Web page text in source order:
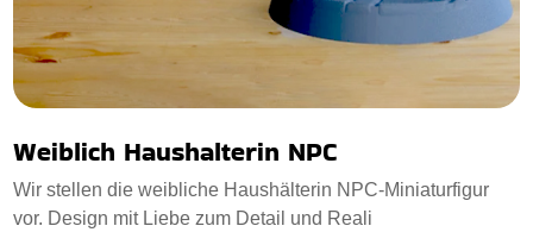
Weiblich Haushalterin NPC
Wir stellen die weibliche Haushälterin NPC-Miniaturfigur
vor. Design mit Liebe zum Detail und Reali